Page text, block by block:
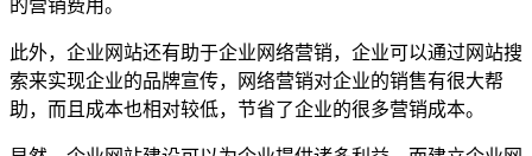
的营销费用。
此外，企业网站还有助于企业网络营销，企业可以通过网站搜
索来实现企业的品牌宣传，网络营销对企业的销售有很大帮
助，而且成本也相对较低，节省了企业的很多营销成本。